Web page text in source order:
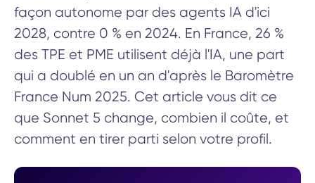
façon autonome par des agents IA d'ici
2028, contre 0 % en 2024. En France, 26 %
des TPE et PME utilisent déjà l'IA, une part
qui a doublé en un an d'après le Baromètre
France Num 2025. Cet article vous dit ce
que Sonnet 5 change, combien il coûte, et
comment en tirer parti selon votre profil.